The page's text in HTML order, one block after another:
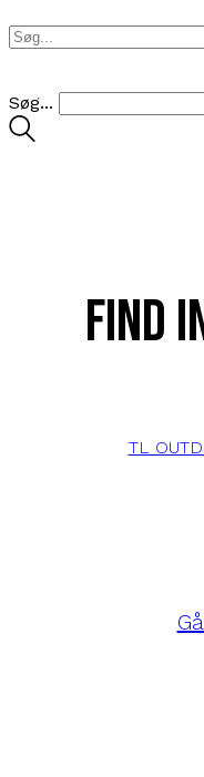
Søg...
Find
TL